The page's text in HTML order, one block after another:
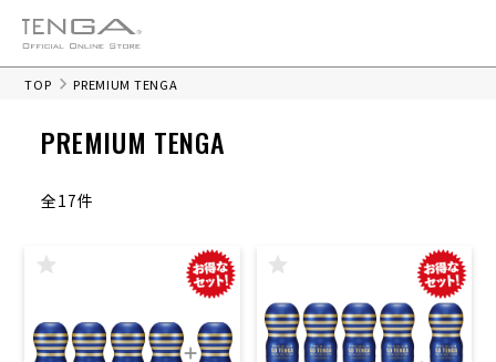
TOP PREMIUM TENGA
PREMIUM TENGA
全17件